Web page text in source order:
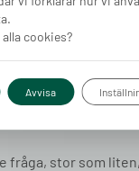
en
fråga, stor som
cookies?
Avvisa